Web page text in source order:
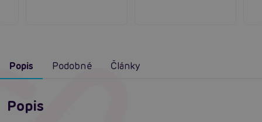
Popis Podobné Články
Popis